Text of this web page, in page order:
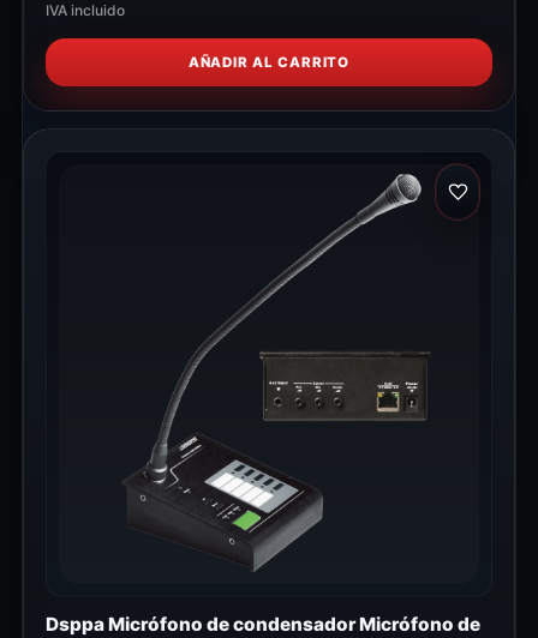
IVA incluido
AÑADIR AL CARRITO
Dsppa Micrófono de condensador Micrófono de